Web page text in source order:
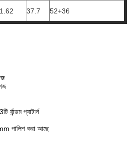
1.62 37.7 52+36
প্যাটার্ন
পালিশ করা আছে